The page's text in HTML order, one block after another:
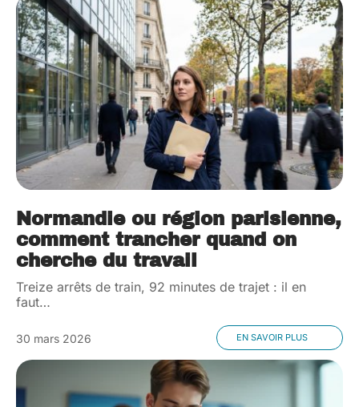
Normandie ou région parisienne,
comment trancher quand on
cherche du travail
Treize arrêts de train, 92 minutes de trajet : il en
faut…
30 mars 2026 EN SAVOIR PLUS